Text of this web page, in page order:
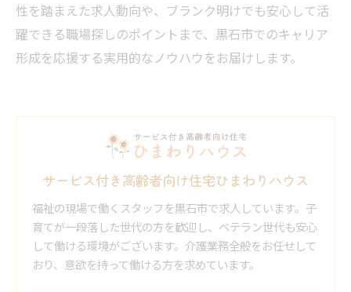
性を踏まえた求人動向や、ブランク明けでも安心して活
躍できる職場探しのポイントまで、黒石市でのキャリア
形成を応援する実用的なノウハウをお届けします。
サービス付き高齢者向け住宅ひまわりハウス
福祉の現場で働くスタッフを黒石市で求人しています。子
育てが一段落した世代の方を歓迎し、ベテラン世代も安心
して働ける環境がございます。介護業務全般をお任せして
おり、意欲を持って働ける方を求めています。